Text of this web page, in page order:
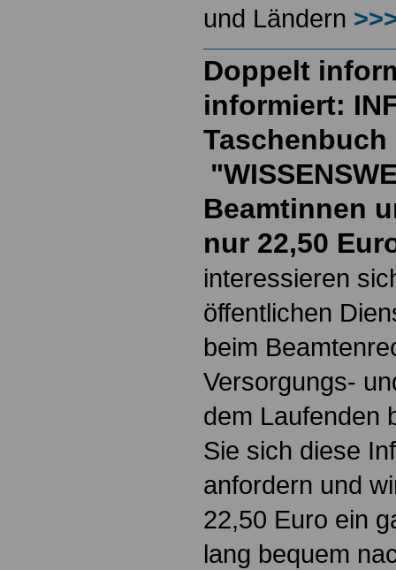
und Ländern
Doppelt
informiert:
Taschenbuch
Beamtinnen
nur 22,50
interessieren
öffentlichen
beim
Versorgungs-
dem Laufenden
Sie sich diese
anfordern und
22,50 Euro ein
lang bequem